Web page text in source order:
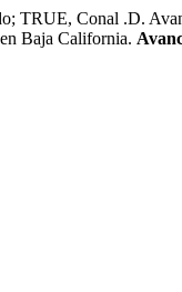
Conal .D.
Baja California.